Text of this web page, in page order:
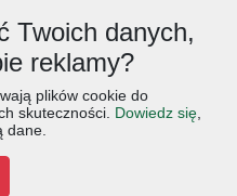
wielkanoc
przekaski
czekolada
Twoich danych,
reklamy?
plików cookie do
skuteczności. Dowiedz się
dane.